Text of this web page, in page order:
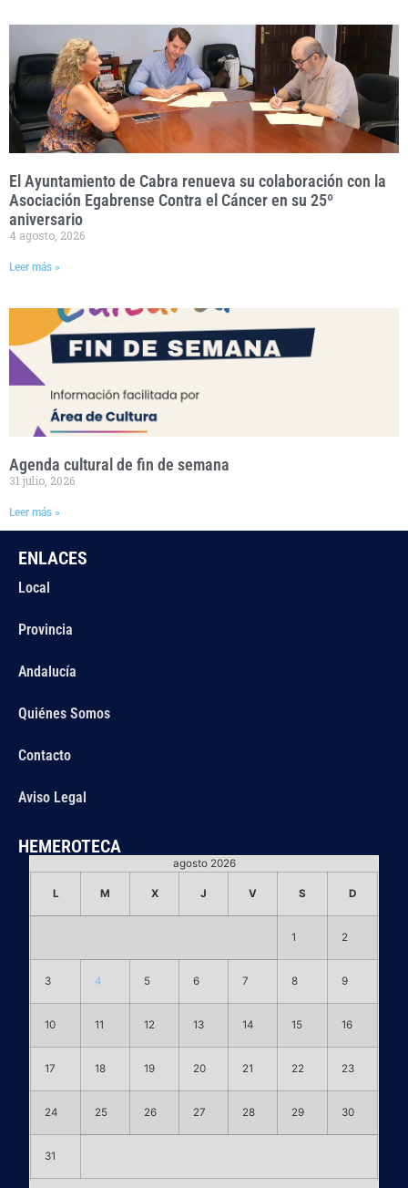
El Ayuntamiento de Cabra renueva su colaboración con la
Asociación Egabrense Contra el Cáncer en su 25º
aniversario
4 agosto, 2026
Leer más »
Agenda cultural de fin de semana
31 julio, 2026
Leer más »
ENLACES
Local
Provincia
Andalucía
Quiénes Somos
Contacto
Aviso Legal
HEMEROTECA
agosto 2026
L M X J V S D
1 2
3 4 5 6 7 8 9
10 11 12 13 14 15 16
17 18 19 20 21 22 23
24 25 26 27 28 29 30
31